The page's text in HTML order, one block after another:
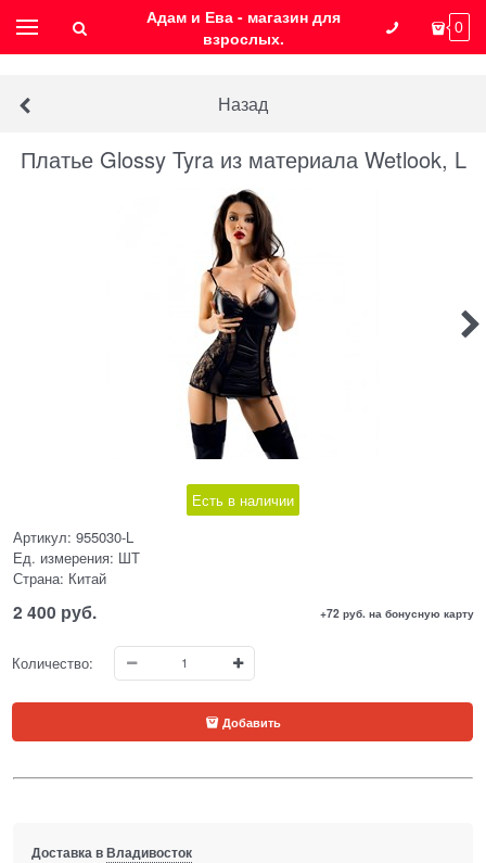
Адам и Ева - магазин для
взрослых.
0
Назад
Платье Glossy Tyra из материала Wetlook, L
Есть в наличии
Артикул: 955030-L
Ед. измерения: ШТ
Страна: Китай
2 400 руб. +72 руб. на бонусную карту
Количество:
Добавить
Доставка вВладивосток